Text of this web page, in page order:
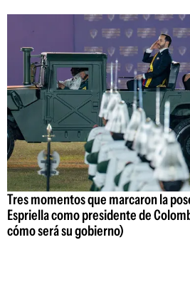
Tres momentos que marcaron la
Espriella como presidente de
cómo será su gobierno)